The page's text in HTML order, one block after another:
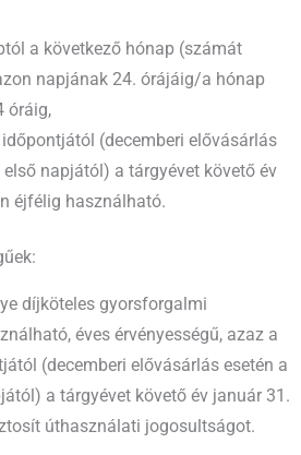
a következő hónap (számát
napjának 24. órájáig/a hónap
óráig,
(decemberi elővásárlás
első napjától) a tárgyévet követő év
éjfélig használható.
díjköteles gyorsforgalmi
éves érvényességű, azaz a
(decemberi elővásárlás esetén a
a tárgyévet követő év január 31.
úthasználati jogosultságot.